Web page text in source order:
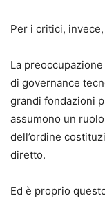
Per i critici,
La
di governance
grandi fondazioni
assumono un
dell’ordine
diretto.
Ed è proprio